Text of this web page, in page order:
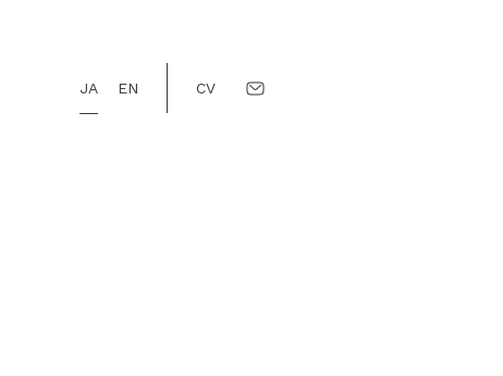
JA EN CV